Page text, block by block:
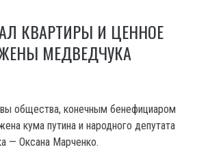
КВАРТИРЫ И ЦЕННОЕ
МЕДВЕДЧУКА
общества, конечным бенефициаром
кума путина и народного депутата
— Оксана Марченко.